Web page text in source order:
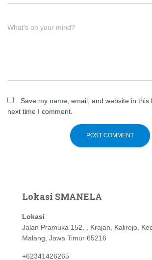
What's on your mind?
Save my name, email, and website in this
next time I comment.
Lokasi SMANELA
Lokasi
Jalan Pramuka 152, , Krajan, Kalirejo,
Malang, Jawa Timur 65216
+62341426265